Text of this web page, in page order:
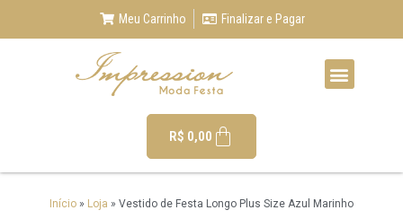
Meu Carrinho Finalizar e Pagar
R$ 0,00
Início » Loja » Vestido de Festa Longo Plus Size Azul Marinho